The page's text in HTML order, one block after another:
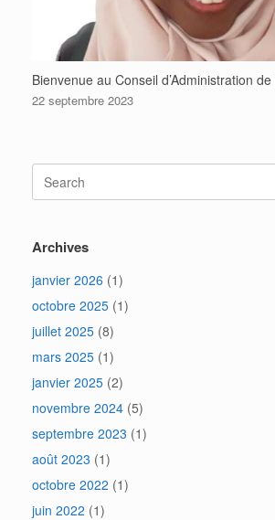
Bienvenue au Conseil d’Administration de
22 septembre 2023
Search
for:
Archives
janvier 2026 (1)
octobre 2025 (1)
juillet 2025 (8)
mars 2025 (1)
janvier 2025 (2)
novembre 2024 (5)
septembre 2023 (1)
août 2023 (1)
octobre 2022 (1)
juin 2022 (1)